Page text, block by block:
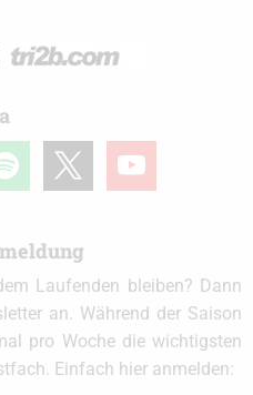
youtube
Laufenden bleiben? Dann
an. Während der Saison
pro Woche die wichtigsten
Einfach hier anmelden: